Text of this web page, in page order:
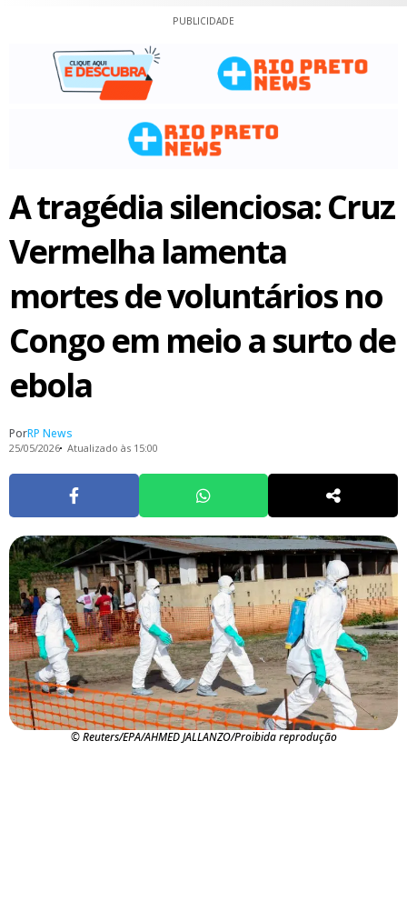
PUBLICIDADE
A tragédia silenciosa: Cruz
Vermelha lamenta
mortes de voluntários no
Congo em meio a surto de
ebola
PorRP News
25/05/2026 Atualizado às 15:00
© Reuters/EPA/AHMED JALLANZO/Proibida reprodução